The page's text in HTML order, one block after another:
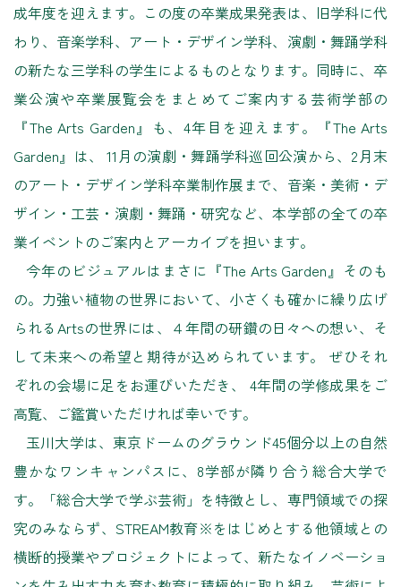
成年度を迎えます。この度の卒業成果発表は、旧学科に代
わり、音楽学科、アート・デザイン学科、演劇・舞踊学科
の新たな三学科の学生によるものとなります。同時に、卒
業公演や卒業展覧会をまとめてご案内する芸術学部の
『The Arts Garden』も、4年目を迎えます。『The Arts
Garden』は、 11月の演劇・舞踊学科巡回公演から、2月末
のアート・デザイン学科卒業制作展まで、音楽・美術・デ
ザイン・工芸・演劇・舞踊・研究など、本学部の全ての卒
業イベントのご案内とアーカイブを担います。
今年のビジュアルはまさに『The Arts Garden』そのも
の。力強い植物の世界において、小さくも確かに繰り広げ
られるArtsの世界には、４年間の研鑽の日々への想い、そ
して未来への希望と期待が込められています。 ぜひそれ
ぞれの会場に足をお運びいただき、 4年間の学修成果をご
高覧、ご鑑賞いただければ幸いです。
玉川大学は、東京ドームのグラウンド45個分以上の自然
豊かなワンキャンパスに、8学部が隣り合う総合大学で
す。「総合大学で学ぶ芸術」を特徴とし、専門領域での探
究のみならず、STREAM教育※をはじめとする他領域との
横断的授業やプロジェクトによって、新たなイノベーショ